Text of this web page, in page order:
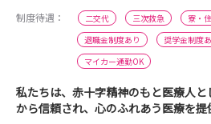
制度待遇：
二交代 三次救急 寮・
退職金制度あり
奨学金制度
マイカー通勤OK
私たちは、赤十字精神のもと医療人
から信頼され、心のふれあう医療を提